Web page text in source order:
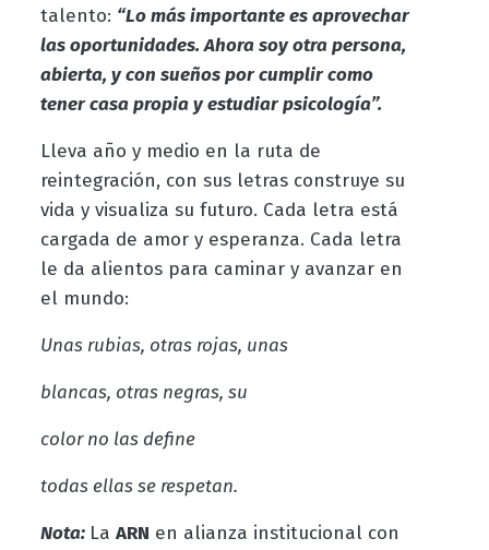
talento: “Lo más importante es aprovechar
las oportunidades. Ahora soy otra persona,
abierta, y con sueños por cumplir como
tener casa propia y estudiar psicología”.
Lleva año y medio en la ruta de
reintegración, con sus letras construye su
vida y visualiza su futuro. Cada letra está
cargada de amor y esperanza. Cada letra
le da alientos para caminar y avanzar en
el mundo:
Unas rubias, otras rojas, unas
blancas, otras negras, su
color no las define
todas ellas se respetan.
Nota: La ARN en alianza institucional con